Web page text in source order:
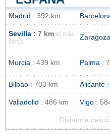
Madrid : 392 km
Sevilla : 7 km el más
cerca
Zaragoza
Murcia : 439 km Palma :
Bilbao : 703 km Alicante
Valladolid : 486 km Vigo :
Distancia